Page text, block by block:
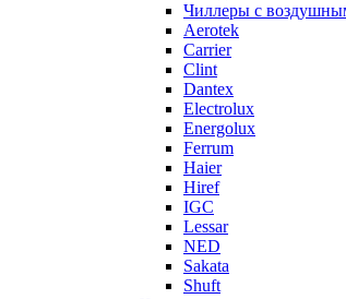
Чиллеры с
Aerotek
Carrier
Clint
Dantex
Electrolux
Energolux
Ferrum
Haier
Hiref
IGC
Lessar
NED
Sakata
Shuft